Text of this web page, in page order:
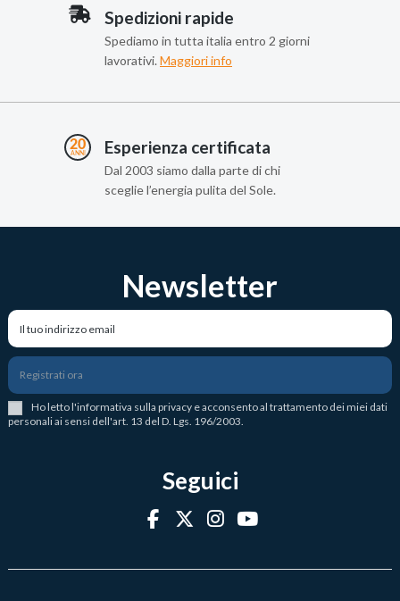
Spedizioni rapide
Spediamo in tutta italia entro 2 giorni
lavorativi. Maggiori info
Esperienza certificata
Dal 2003 siamo dalla parte di chi
sceglie l’energia pulita del Sole.
Newsletter
Registrati ora
Ho letto l'informativa sulla privacy e acconsento al trattamento dei miei dati
personali ai sensi dell'art. 13 del D. Lgs. 196/2003.
Seguici